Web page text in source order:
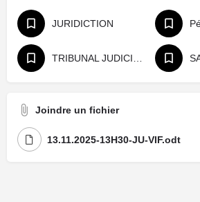
JURIDICTION
Joindre un fichier
13.11.2025-13H30-JU-VIF.odt